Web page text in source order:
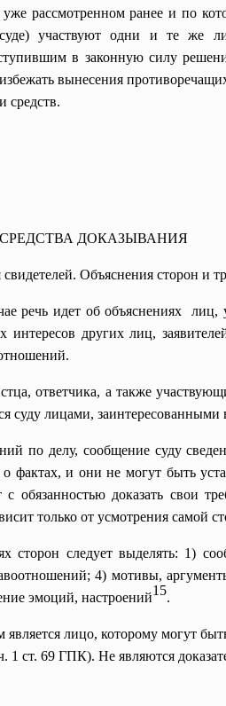
уже рассмотренном ранее и по
участвуют одни и те же
в законную силу
вынесения
средств.
СРЕДСТВА ДОКАЗЫВАНИЯ
Объяснения сторон и
речь идет об объяснениях
интересов других лиц,
ответчика, а также
суду лицами, заинтересованными
по делу, сообщение суду
фактах, и они не могут быть
с обязанностью доказать свои
только от усмотрения самой
сторон следует выделять: 1)
4) мотивы,
эмоций, настроений15.
является лицо, которому могут
1 ст. 69 ГПК). Не являются